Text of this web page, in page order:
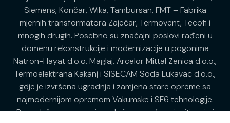
Siemens, Končar, Wika, Tambursan, FMT – Fabrika
mjernih transformatora Zaječar, Termovent, Tecofi i
mnogih drugih. Posebno su značajni poslovi rađeni u
domenu rekonstrukcije i modernizacije u pogonima
Natron-Hayat d.o.o. Maglaj, Arcelor Mittal Zenica d.o.o.,
Termoelektrana Kakanj i SISECAM Soda Lukavac d.o.o.,
gdje je izvršena ugradnja i zamjena stare opreme sa
najmodernijom opremom Vakumske i SF6 tehnologije.
Raspolažemo sa servisom koji omogućava ispitivanja i